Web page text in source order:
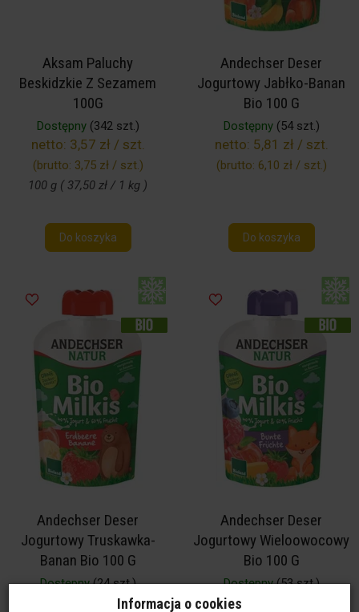
Aksam Paluchy
Beskidzkie Z Sezamem
100G
Dostępny(342 szt.)
netto: 3,57 zł / szt.
(brutto: 3,75 zł / szt.)
100 g ( 37,50 zł / 1 kg )
Do koszyka
Andechser Deser
Jogurtowy Jabłko-Banan
Bio 100 G
Dostępny(54 szt.)
netto: 5,81 zł / szt.
(brutto: 6,10 zł / szt.)
Do koszyka
Andechser Deser
Jogurtowy Truskawka-
Banan Bio 100 G
Dostępny(24 szt.)
5,81 zł / szt.
Andechser Deser
Jogurtowy Wieloowocowy
Bio 100 G
Dostępny(53 szt.)
netto:
Informacja o cookies